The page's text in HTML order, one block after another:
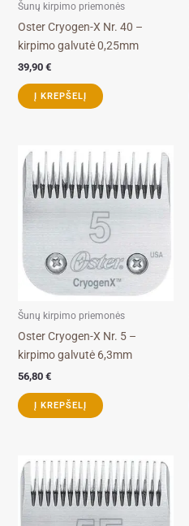
Šunų kirpimo priemonės
Oster Cryogen-X Nr. 40 –
kirpimo galvutė 0,25mm
39,90 €
Į KREPŠELĮ
Šunų kirpimo priemonės
Oster Cryogen-X Nr. 5 –
kirpimo galvutė 6,3mm
56,80 €
Į KREPŠELĮ